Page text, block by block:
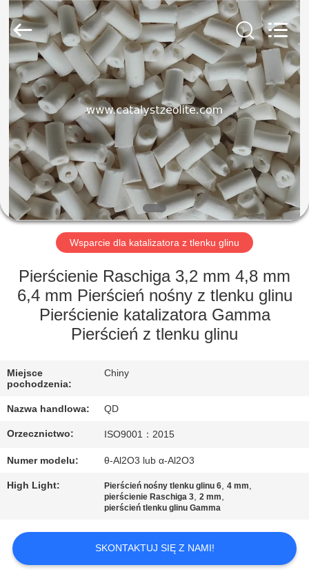
DOM
PRODUKTY
O
NAS
WYCIECZKA
FABRYCE
KONTROLA
JAKOŚCI
SKONTAKTUJ
SIĘ
Z
AKTUALNOŚCI
SPRAWY
CATALYSTS
GROUP
CO.,LTD.
Rights
Reserved.
Wsparcie dla katalizatora z tlenku glinu
Pierścienie Raschiga 3,2 mm 4,8 mm
6,4 mm Pierścień nośny z tlenku glinu
Pierścienie katalizatora Gamma
Pierścień z tlenku glinu
Miejsce
pochodzenia:
Chiny
Nazwa handlowa: QD
Orzecznictwo: ISO9001：2015
Numer modelu: θ-Al2O3 lub α-Al2O3
High Light: Pierścień nośny tlenku glinu 6,4 mm,
pierścienie Raschiga 3,2 mm,
pierścień tlenku glinu Gamma
SKONTAKTUJ SIĘ Z NAMI!